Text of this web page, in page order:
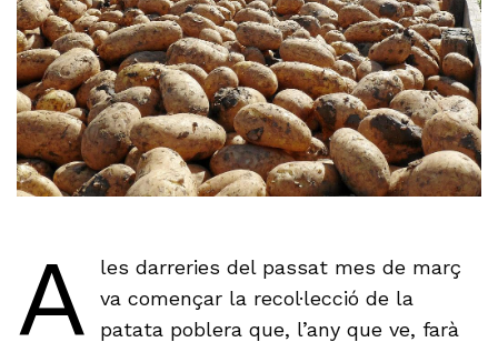
A
les darreries del passat mes de març
va començar la recol·lecció de la
patata poblera que, l’any que ve, farà